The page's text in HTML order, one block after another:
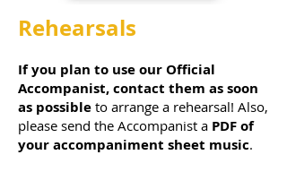
Rehearsals
If you plan to use our Official
Accompanist, contact them as soon
as possible to arrange a rehearsal! Also,
please send the Accompanist a PDF of
your accompaniment sheet music.